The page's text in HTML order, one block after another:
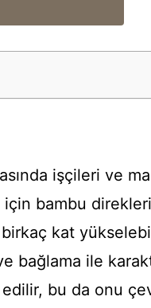
işçileri ve
bambu
kat
bağlama ile
bu da onu